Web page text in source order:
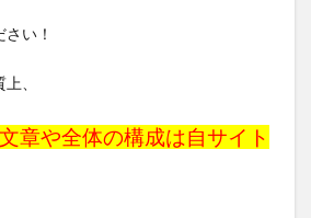
い！
、
章や全体の構成は自サイト